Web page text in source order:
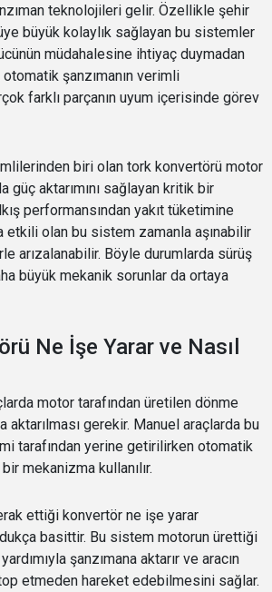
teknolojileri gelir. Özellikle şehir
büyük kolaylık sağlayan bu sistemler
müdahalesine ihtiyaç duymadan
şanzımanın verimli
farklı parçanın uyum içerisinde görev
biri olan tork konvertörü motor
güç aktarımını sağlayan kritik bir
performansından yakıt tüketimine
etkili olan bu sistem zamanla aşınabilir
arızalanabilir. Böyle durumlarda sürüş
büyük mekanik sorunlar da ortaya
Ne İşe Yarar ve Nasıl
motor tarafından üretilen dönme
aktarılması gerekir. Manuel araçlarda bu
tarafından yerine getirilirken otomatik
mekanizma kullanılır.
ettiği konvertör ne işe yarar
basittir. Bu sistem motorun ürettiği
şanzımana aktarır ve aracın
etmeden hareket edebilmesini sağlar.